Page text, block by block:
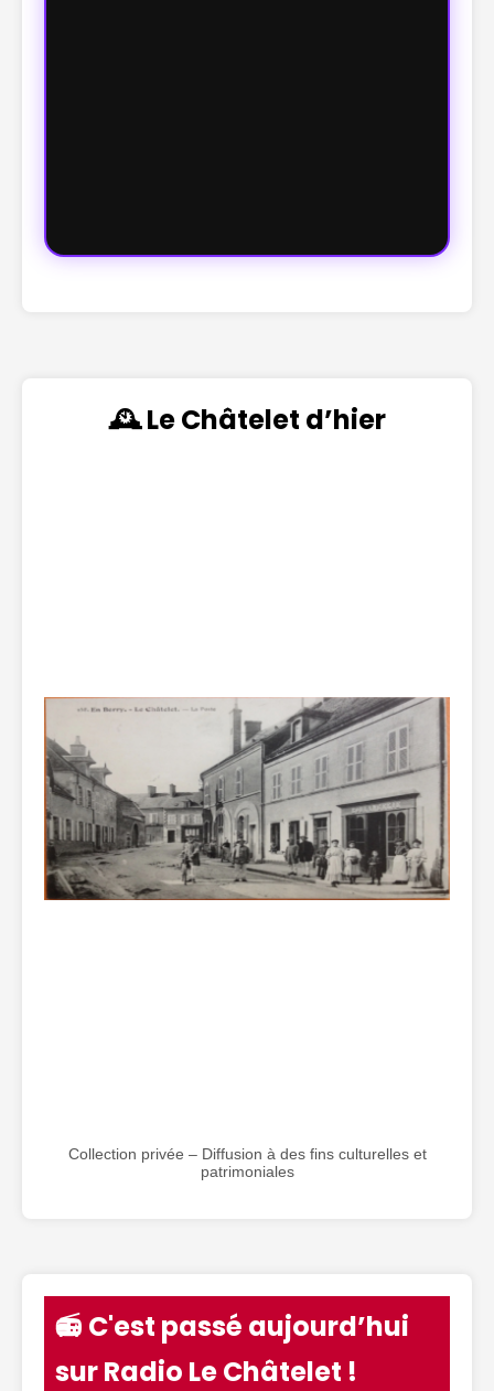
🕰️ Le Châtelet d’hier
Collection privée – Diffusion à des fins culturelles et
patrimoniales
📻 C'est passé aujourd’hui
sur Radio Le Châtelet !